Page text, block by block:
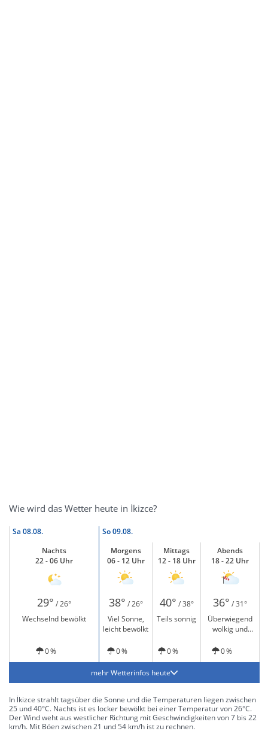
Wie wird das Wetter heute in İkizce?
Sa 08.08. So09.08.
Nachts
22 - 06 Uhr
Morgens
06 - 12 Uhr
Mittags
12 - 18 Uhr
Abends
18 - 22 Uhr
29° / 26° 38° / 26° 40° / 38° 36° / 31°
Wechselnd bewölkt
Viel Sonne,
leicht bewölkt
Teils sonnig
Überwiegend
wolkig und
0 %
0 % 0 % 0 %
mehr Wetterinfos heute
In İkizce strahlt tagsüber die Sonne und die Temperaturen liegen zwischen
25 und 40°C. Nachts ist es locker bewölkt bei einer Temperatur von 26°C.
Der Wind weht aus westlicher Richtung mit Geschwindigkeiten von 7 bis 22
km/h. Mit Böen zwischen 21 und 54 km/h ist zu rechnen.